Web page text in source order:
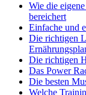
Wie die
bereichert
Einfache und
Die richtigen
Die richtigen
Das Power
Die besten
Welche